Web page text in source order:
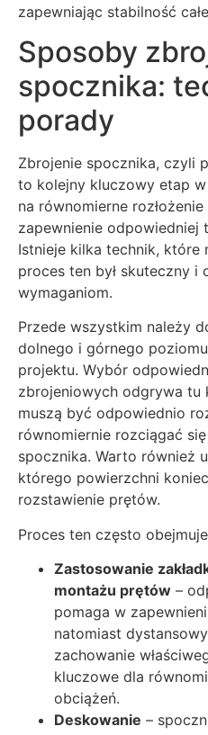
zapewniając stabilność
Sposoby
spocznika:
porady
Zbrojenie spocznika, czyli
to kolejny kluczowy etap
na równomierne
zapewnienie odpowiedniej
Istnieje kilka technik, które
proces ten był skuteczny i
wymaganiom.
Przede wszystkim należy
dolnego i górnego
projektu. Wybór
zbrojeniowych odgrywa tu
muszą być odpowiednio
równomiernie rozciągać się
spocznika. Warto również
którego powierzchni
rozstawienie prętów.
Proces ten często
Zastosowanie
montażu prętów –
pomaga w
natomiast
zachowanie
kluczowe dla
obciążeń.
Deskowanie –